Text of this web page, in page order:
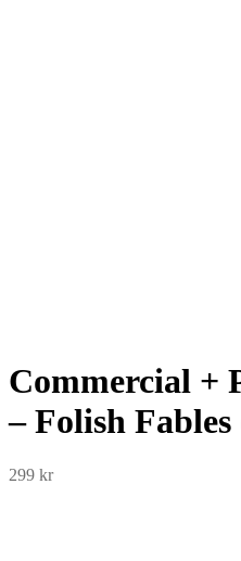
Commercial +
– Folish
299 kr